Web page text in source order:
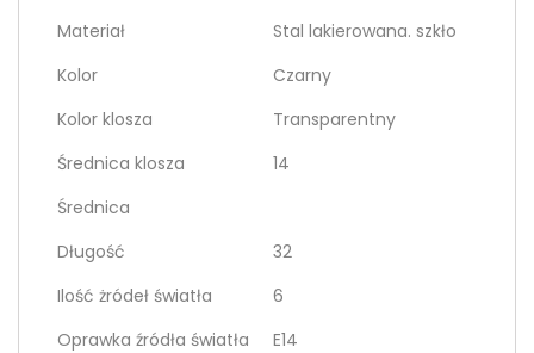
Materiał
Stal lakierowana. szkło
Kolor
Czarny
Kolor klosza
Transparentny
Średnica klosza
14
Średnica
Długość
32
Ilość żródeł światła
6
Oprawka źródła światła
E14